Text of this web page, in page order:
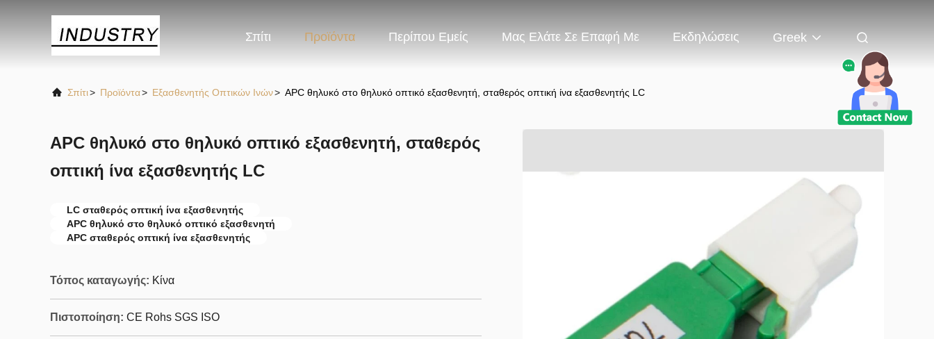
Σπίτι Προϊόντα Περίπου Εμείς Μας Ελάτε Σε Επαφή Με Εκδηλώσεις Greek
Σπίτι> Προϊόντα> Εξασθενητής Οπτικών Ινών> APC θηλυκό στο θηλυκό οπτικό εξασθενητή, σταθερός οπτική ίνα εξασθενητής LC
APC θηλυκό στο θηλυκό οπτικό εξασθενητή, σταθερός
οπτική ίνα εξασθενητής LC
LC σταθερός οπτική ίνα εξασθενητής
APC θηλυκό στο θηλυκό οπτικό εξασθενητή
APC σταθερός οπτική ίνα εξασθενητής
Τόπος καταγωγής: Κίνα
Πιστοποίηση: CE Rohs SGS ISO